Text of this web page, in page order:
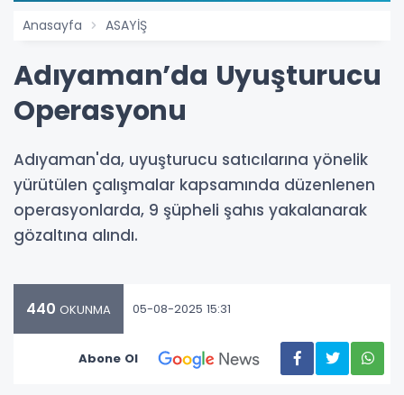
Anasayfa ASAYİŞ
Adıyaman’da Uyuşturucu
Operasyonu
Adıyaman'da, uyuşturucu satıcılarına yönelik
yürütülen çalışmalar kapsamında düzenlenen
operasyonlarda, 9 şüpheli şahıs yakalanarak
gözaltına alındı.
440 OKUNMA 05-08-2025 15:31
Abone Ol